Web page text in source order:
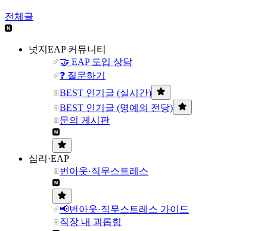
전체글
넛지EAP 커뮤니티
🤝 EAP 도입 상담
❓ 질문하기
BEST 인기글 (실시간)
BEST 인기글 (명예의 전당)
문의 게시판
심리·EAP
번아웃·직무스트레스
📢번아웃·직무스트레스 가이드
직장 내 괴롭힘